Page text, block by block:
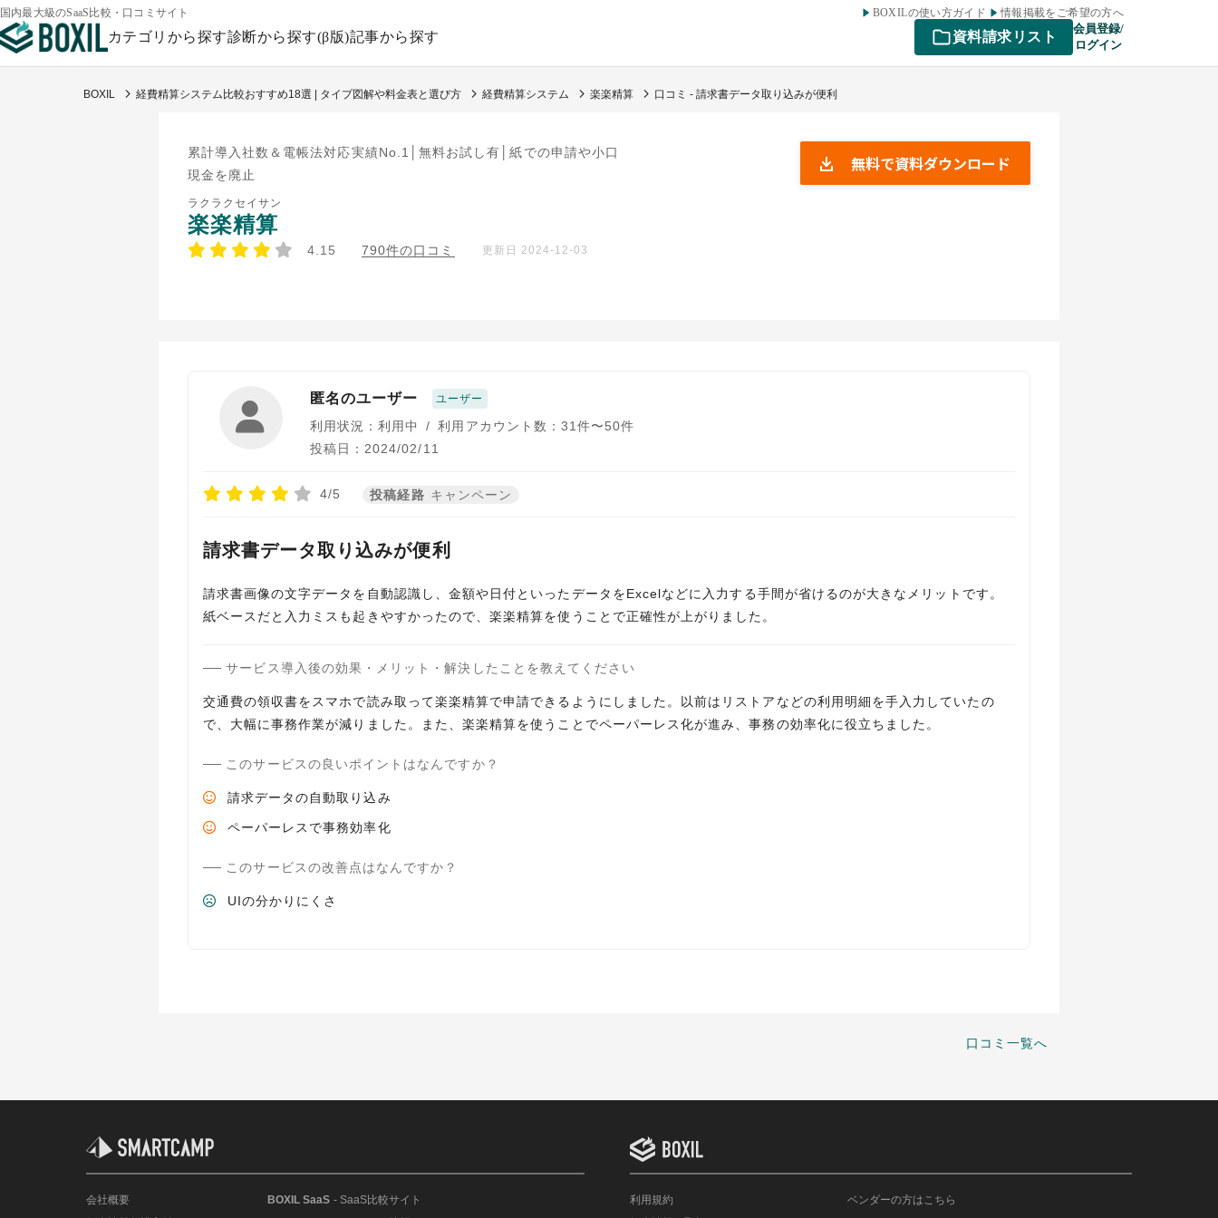
国内最大級のSaaS比較・口コミサイト BOXILの使い方ガイド 情報掲載をご希望の方へ
カテゴリから探す診断から探す(β版)記事から探す 資料請求リスト
会員登録/
ログイン
BOXIL 経費精算システム比較おすすめ18選 | タイプ図解や料金表と選び方 経費精算システム 楽楽精算 口コミ - 請求書データ取り込みが便利
累計導入社数＆電帳法対応実績No.1│無料お試し有│紙での申請や小口
現金を廃止
ラクラクセイサン
楽楽精算
4.15 790件の口コミ 更新日 2024-12-03
無料で資料ダウンロード
匿名のユーザー ユーザー
利用状況：利用中 / 利用アカウント数：31件〜50件
投稿日：2024/02/11
4/5 投稿経路 キャンペーン
請求書データ取り込みが便利
請求書画像の文字データを自動認識し、金額や日付といったデータをExcelなどに入力する手間が省けるのが大きなメリットです。
紙ベースだと入力ミスも起きやすかったので、楽楽精算を使うことで正確性が上がりました。
サービス導入後の効果・メリット・解決したことを教えてください
交通費の領収書をスマホで読み取って楽楽精算で申請できるようにしました。以前はリストアなどの利用明細を手入力していたの
で、大幅に事務作業が減りました。また、楽楽精算を使うことでペーパーレス化が進み、事務の効率化に役立ちました。
このサービスの良いポイントはなんですか？
請求データの自動取り込み
ペーパーレスで事務効率化
このサービスの改善点はなんですか？
UIの分かりにくさ
口コミ一覧へ
会社概要
BOXIL SaaS - SaaS比較サイト
利用規約
ベンダーの方はこちら